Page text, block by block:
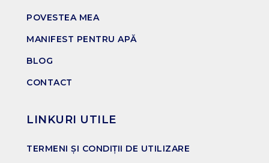
POVESTEA MEA
MANIFEST PENTRU APĂ
BLOG
CONTACT
LINKURI UTILE
TERMENI ȘI CONDIȚII DE UTILIZARE